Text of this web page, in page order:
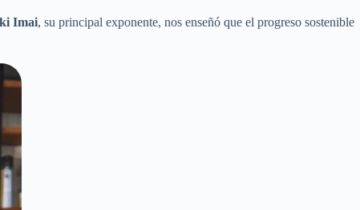
Imai, su principal exponente, nos enseñó que el progreso sostenible